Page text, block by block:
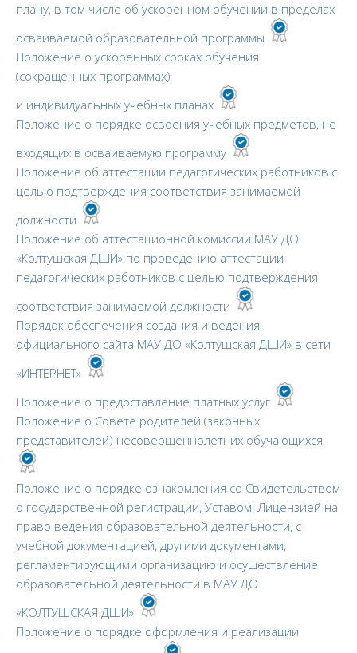
плану, в том числе об ускоренном обучении в пределах
осваиваемой образовательной программы
Положение о ускоренных сроках обучения
(сокращенных программах)
и индивидуальных учебных планах
Положение о порядке освоения учебных предметов, не
входящих в осваиваемую программу
Положение об аттестации педагогических работников с
целью подтверждения соответствия занимаемой
должности
Положение об аттестационной комиссии МАУ ДО
«Колтушская ДШИ» по проведению аттестации
педагогических работников с целью подтверждения
соответствия занимаемой должности
Порядок обеспечения создания и ведения
официального сайта МАУ ДО «Колтушская ДШИ» в сети
«ИНТЕРНЕТ»
Положение о предоставление платных услуг
Положение о Совете родителей (законных
представителей) несовершеннолетних обучающихся
Положение о порядке ознакомления со Свидетельством
о государственной регистрации, Уставом, Лицензией на
право ведения образовательной деятельности, с
учебной документацией, другими документами,
регламентирующими организацию и осуществление
образовательной деятельности в МАУ ДО
«КОЛТУШСКАЯ ДШИ»
Положение о порядке оформления и реализации